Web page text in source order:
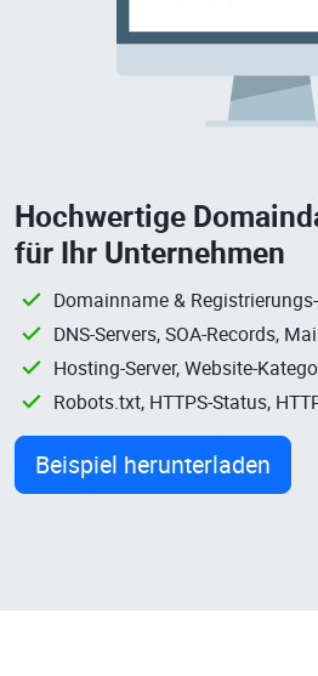
Hochwertige
für Ihr Unternehmen
Domainname &
DNS-Servers, SOA-Records,
Hosting-Server, Website-
Robots.txt, HTTPS-Status,
Beispiel herunterladen